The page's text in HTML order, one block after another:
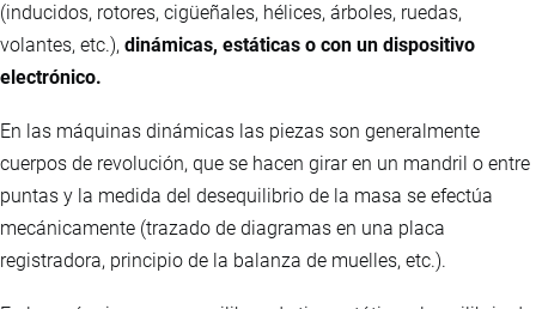
(inducidos, rotores, cigüeñales, hélices, árboles, ruedas,
volantes, etc.), dinámicas, estáticas o con un dispositivo
electrónico.
En las máquinas dinámicas las piezas son generalmente
cuerpos de revolución, que se hacen girar en un mandril o entre
puntas y la medida del desequilibrio de la masa se efectúa
mecánicamente (trazado de diagramas en una placa
registradora, principio de la balanza de muelles, etc.).